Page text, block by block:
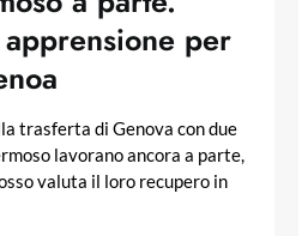
per
trasferta di Genova con due
lavorano ancora a parte,
valuta il loro recupero in